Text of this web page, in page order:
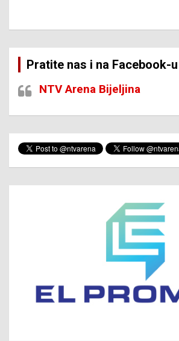
Pratite nas i na Facebook-u
NTV Arena Bijeljina